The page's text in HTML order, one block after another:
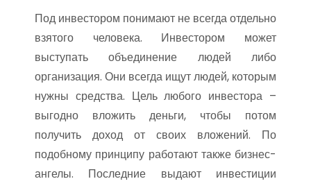
Под инвестором понимают не всегда отдельно
взятого человека. Инвестором может
выступать объединение людей либо
организация. Они всегда ищут людей, которым
нужны средства. Цель любого инвестора –
выгодно вложить деньги, чтобы потом
получить доход от своих вложений. По
подобному принципу работают также бизнес-
ангелы. Последние выдают инвестиции